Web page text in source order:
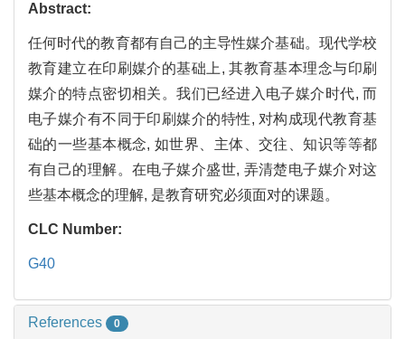
Abstract:
任何时代的教育都有自己的主导性媒介基础。现代学校
教育建立在印刷媒介的基础上, 其教育基本理念与印刷
媒介的特点密切相关。我们已经进入电子媒介时代, 而
电子媒介有不同于印刷媒介的特性, 对构成现代教育基
础的一些基本概念, 如世界、主体、交往、知识等等都
有自己的理解。在电子媒介盛世, 弄清楚电子媒介对这
些基本概念的理解, 是教育研究必须面对的课题。
CLC Number:
G40
References 0